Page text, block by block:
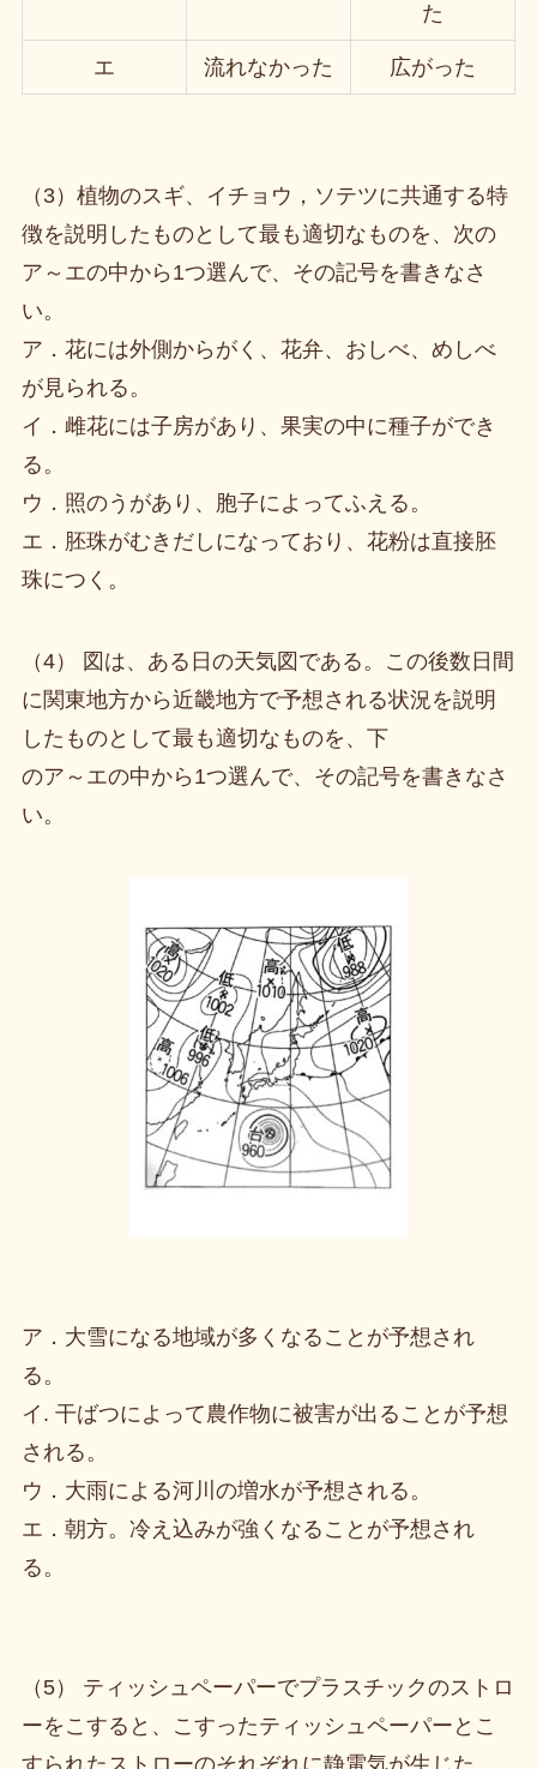
た
エ 流れなかった 広がった
（3）植物のスギ、イチョウ，ソテツに共通する特
徴を説明したものとして最も適切なものを、次の
ア～エの中から1つ選んで、その記号を書きなさ
い。
ア．花には外側からがく、花弁、おしべ、めしべ
が見られる。
イ．雌花には子房があり、果実の中に種子ができ
る。
ウ．照のうがあり、胞子によってふえる。
エ．胚珠がむきだしになっており、花粉は直接胚
珠につく。
（4） 図は、ある日の天気図である。この後数日間
に関東地方から近畿地方で予想される状況を説明
したものとして最も適切なものを、下
のア～エの中から1つ選んで、その記号を書きなさ
い。
ア．大雪になる地域が多くなることが予想され
る。
イ. 干ばつによって農作物に被害が出ることが予想
される。
ウ．大雨による河川の増水が予想される。
エ．朝方。冷え込みが強くなることが予想され
る。
（5） ティッシュペーパーでプラスチックのストロ
ーをこすると、こすったティッシュペーパーとこ